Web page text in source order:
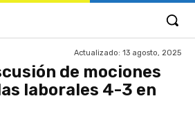
Actualizado: 13 agosto, 2025
de mociones
laborales 4-3 en